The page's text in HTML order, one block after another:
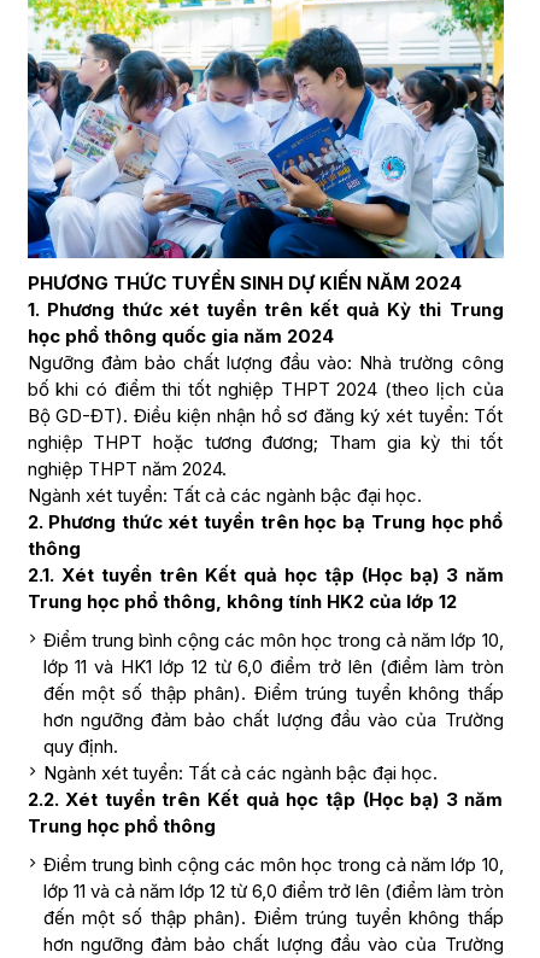
PHƯƠNG THỨC TUYỂN SINH DỰ KIẾN NĂM 2024
1. Phương thức xét tuyển trên kết quả Kỳ thi Trung
học phổ thông quốc gia năm 2024
Ngưỡng đảm bảo chất lượng đầu vào: Nhà trường công
bố khi có điểm thi tốt nghiệp THPT 2024 (theo lịch của
Bộ GD-ĐT). Điều kiện nhận hồ sơ đăng ký xét tuyển: Tốt
nghiệp THPT hoặc tương đương; Tham gia kỳ thi tốt
nghiệp THPT năm 2024.
Ngành xét tuyển: Tất cả các ngành bậc đại học.
2. Phương thức xét tuyển trên học bạ Trung học phổ
thông
2.1. Xét tuyển trên Kết quả học tập (Học bạ) 3 năm
Trung học phổ thông, không tính HK2 của lớp 12
Điểm trung bình cộng các môn học trong cả năm lớp 10,
lớp 11 và HK1 lớp 12 từ 6,0 điểm trở lên (điểm làm tròn
đến một số thập phân). Điểm trúng tuyển không thấp
hơn ngưỡng đảm bảo chất lượng đầu vào của Trường
quy định.
Ngành xét tuyển: Tất cả các ngành bậc đại học.
2.2. Xét tuyển trên Kết quả học tập (Học bạ) 3 năm
Trung học phổ thông
Điểm trung bình cộng các môn học trong cả năm lớp 10,
lớp 11 và cả năm lớp 12 từ 6,0 điểm trở lên (điểm làm tròn
đến một số thập phân). Điểm trúng tuyển không thấp
hơn ngưỡng đảm bảo chất lượng đầu vào của Trường